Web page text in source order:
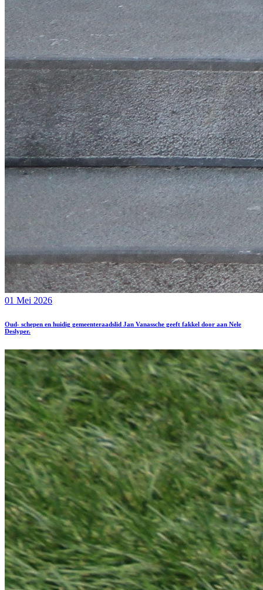
01 Mei 2026
Oud- schepen en huidig gemeenteraadslid Jan Vanassche geeft fakkel door aan Nele
Deslyper.